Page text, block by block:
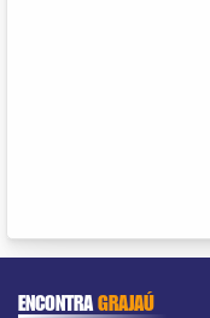
ENCONTRAGRAJAÚ